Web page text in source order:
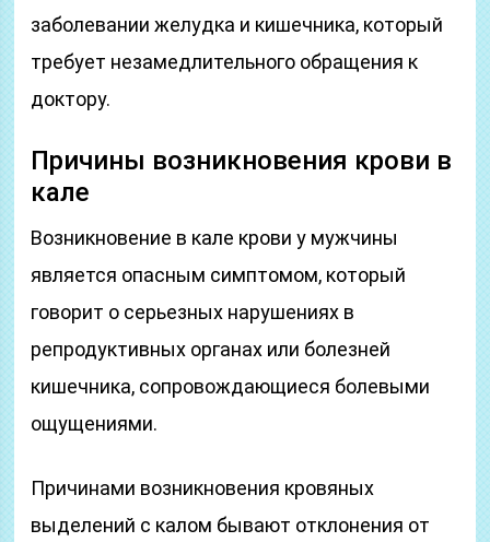
заболевании желудка и кишечника, который
требует незамедлительного обращения к
доктору.
Причины возникновения крови в
кале
Возникновение в кале крови у мужчины
является опасным симптомом, который
говорит о серьезных нарушениях в
репродуктивных органах или болезней
кишечника, сопровождающиеся болевыми
ощущениями.
Причинами возникновения кровяных
выделений с калом бывают отклонения от